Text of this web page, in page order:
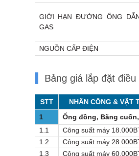
GIỚI HẠN ĐƯỜNG ỐNG
GAS
NGUỒN CẤP ĐIỆN
Bảng giá lắp đặt
STT NHÂN CÔNG & VẬT
1
Ống đồng, Băng
1.1
Công suất máy
1.2
Công suất máy
1.3
Công suất máy